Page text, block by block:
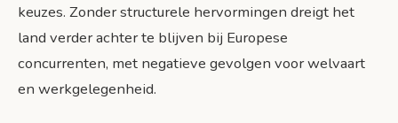
keuzes. Zonder structurele hervormingen dreigt het
land verder achter te blijven bij Europese
concurrenten, met negatieve gevolgen voor welvaart
en werkgelegenheid.